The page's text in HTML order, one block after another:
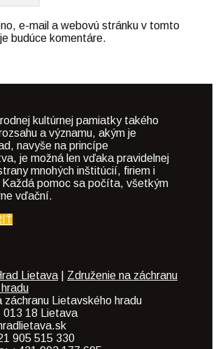
e-mail a webovú stránku v tomto
budúce komentáre.
kultúrnej pamiatky takého
a významu, akým je
navyše na princípe
je možná len vďaka pravidelnej
mnohých inštitúcií, firiem i
Každá pomoc sa počíta, všetkým
vďační.
Lietava
Združenie na záchranu
záchranu Lietavského hradu
013 18 Lietava
905 515 330